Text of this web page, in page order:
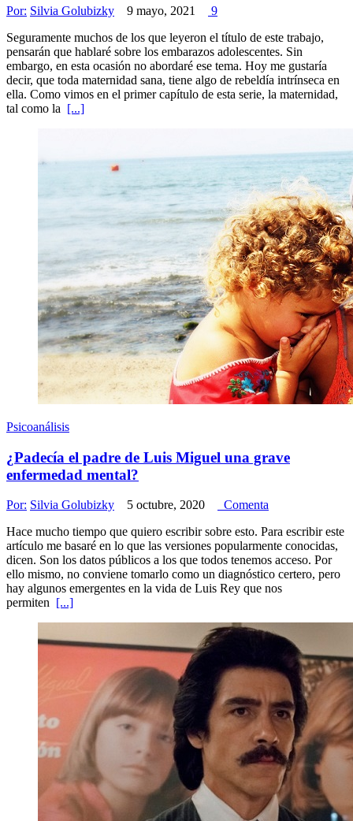
Por: Silvia Golubizky 9 mayo, 2021
9
Seguramente muchos de los que leyeron el título de este trabajo,
pensarán que hablaré sobre los embarazos adolescentes. Sin
embargo, en esta ocasión no abordaré ese tema. Hoy me gustaría
decir, que toda maternidad sana, tiene algo de rebeldía intrínseca en
ella. Como vimos en el primer capítulo de esta serie, la maternidad,
tal como la [...]
Psicoanálisis
¿Padecía el padre de Luis Miguel una grave
enfermedad mental?
Por: Silvia Golubizky 5 octubre, 2020
Comenta
Hace mucho tiempo que quiero escribir sobre esto. Para escribir este
artículo me basaré en lo que las versiones popularmente conocidas,
dicen. Son los datos públicos a los que todos tenemos acceso. Por
ello mismo, no conviene tomarlo como un diagnóstico certero, pero
hay algunos emergentes en la vida de Luis Rey que nos
permiten [...]